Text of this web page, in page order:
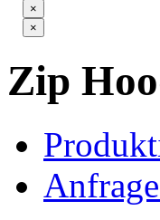
×
×
Zip